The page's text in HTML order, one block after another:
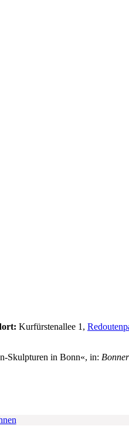
Kurfürstenallee 1,
Skulpturen in Bonn«, in: